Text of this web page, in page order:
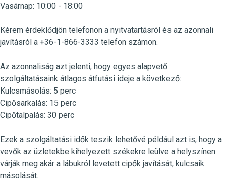
Vasárnap: 10:00 - 18:00
Kérem érdeklődjön telefonon a nyitvatartásról és az azonnali
javításról a +36-1-866-3333 telefon számon.
Az azonnaliság azt jelenti, hogy egyes alapvető
szolgáltatásaink átlagos átfutási ideje a következő:
Kulcsmásolás: 5 perc
Cipősarkalás: 15 perc
Cipőtalpalás: 30 perc
Ezek a szolgáltatási idők teszik lehetővé például azt is, hogy a
vevők az üzletekbe kihelyezett székekre leülve a helyszínen
várják meg akár a lábukról levetett cipők javítását, kulcsaik
másolását.